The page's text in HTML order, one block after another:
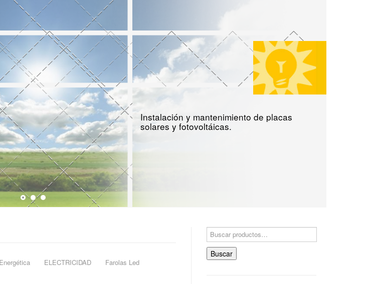
Energía
Solar
Instalación y mantenimiento de placas
solares y fotovoltáicas.
ELECTRICIDAD
Farolas Led